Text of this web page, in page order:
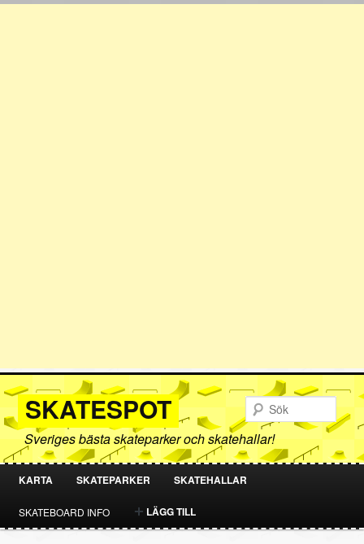
SKATESPOT
Sveriges bästa skateparker och skatehallar!
HOPPA
TILL
HOPPA
TILL
KARTA SKATEPARKER SKATEHALLAR
SKATEBOARD INFO LÄGG TILL